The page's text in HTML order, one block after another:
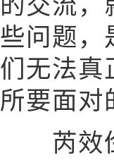
的交流，
些问题，
们无法真
所要面对
芮效俭